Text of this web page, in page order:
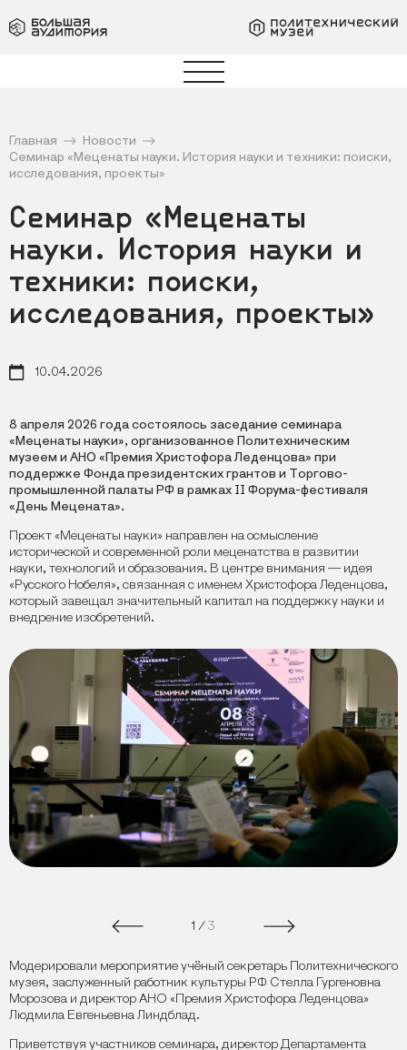
Главная
Новости
Семинар «Меценаты науки. История науки и техники: поиски,
исследования, проекты»
Семинар «Меценаты
науки. История науки и
техники: поиски,
исследования, проекты»
Дата новости
10.04.2026
8 апреля 2026 года состоялось заседание семинара
«Меценаты науки», организованное Политехническим
музеем и АНО «Премия Христофора Леденцова» при
поддержке Фонда президентских грантов и Торгово-
промышленной палаты РФ в рамках II Форума-фестиваля
«День Мецената».
Проект «Меценаты науки» направлен на осмысление
исторической и современной роли меценатства в развитии
науки, технологий и образования. В центре внимания — идея
«Русского Нобеля», связанная с именем Христофора Леденцова,
который завещал значительный капитал на поддержку науки и
внедрение изобретений.
1 / 3
Модерировали мероприятие учёный секретарь Политехнического
музея, заслуженный работник культуры РФ Стелла Гургеновна
Морозова и директор АНО «Премия Христофора Леденцова»
Людмила Евгеньевна Линдблад.
Приветствуя участников семинара, директор Департамента